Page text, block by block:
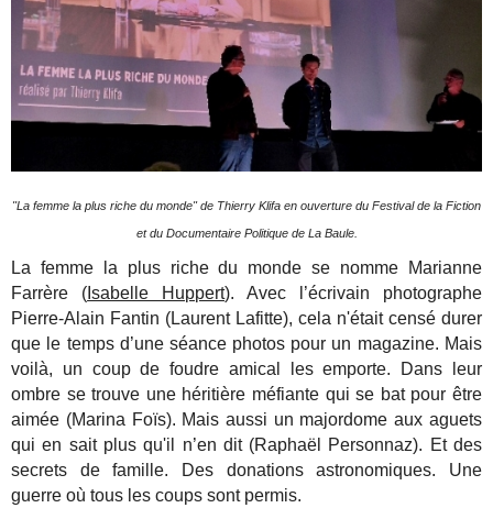
"La femme la plus riche du monde" de Thierry Klifa en ouverture du Festival de la Fiction
et du Documentaire Politique de La Baule.
La femme la plus riche du monde se nomme Marianne
Farrère ( Isabelle Huppert). Avec l’écrivain photographe
Pierre-Alain Fantin (Laurent Lafitte), cela n'était censé durer
que le temps d’une séance photos pour un magazine. Mais
voilà, un coup de foudre amical les emporte. Dans leur
ombre se trouve une héritière méfiante qui se bat pour être
aimée (Marina Foïs). Mais aussi un majordome aux aguets
qui en sait plus qu'il n’en dit (Raphaël Personnaz). Et des
secrets de famille. Des donations astronomiques. Une
guerre où tous les coups sont permis.